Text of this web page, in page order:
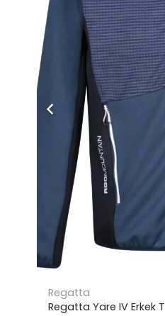
Regatta
Regatta Yare IV Erkek T